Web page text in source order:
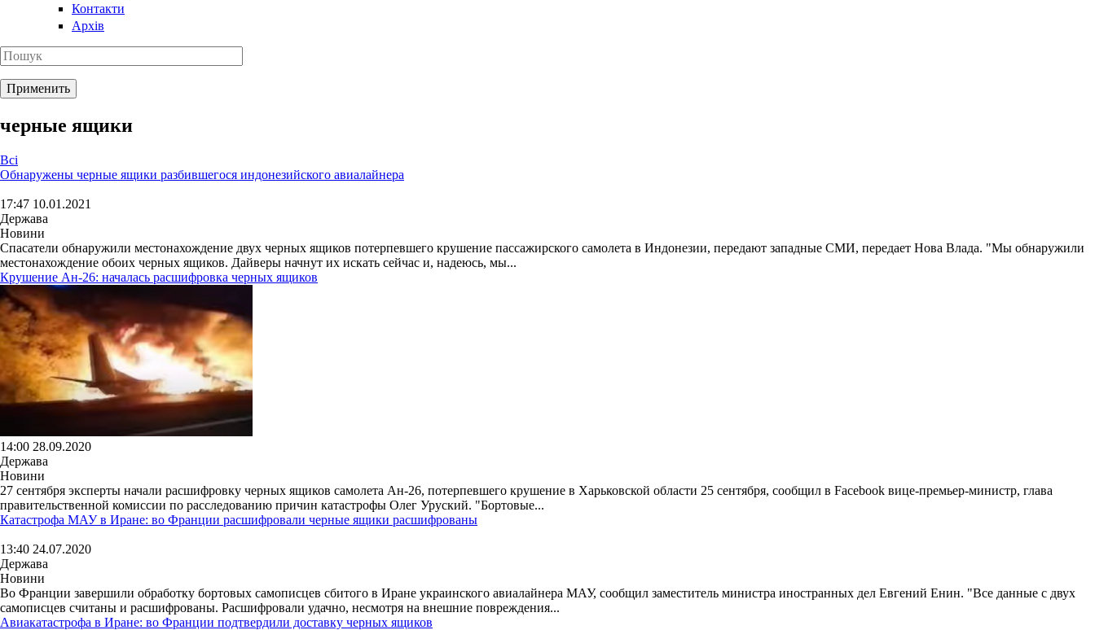
Контакти
Архів
черные ящики
Всі
Обнаружены черные ящики разбившегося индонезийского авиалайнера
17:47 10.01.2021
Держава
Новини
Спасатели обнаружили местонахождение двух черных ящиков потерпевшего крушение пассажирского самолета в Индонезии, передают западные СМИ, передает Нова Влада. "Мы обнаружили
местонахождение обоих черных ящиков. Дайверы начнут их искать сейчас и, надеюсь, мы...
Крушение Ан-26: началась расшифровка черных ящиков
14:00 28.09.2020
Держава
Новини
27 сентября эксперты начали расшифровку черных ящиков самолета Ан-26, потерпевшего крушение в Харьковской области 25 сентября, сообщил в Facebook вице-премьер-министр, глава
правительственной комиссии по расследованию причин катастрофы Олег Уруский. "Бортовые...
Катастрофа МАУ в Иране: во Франции расшифровали черные ящики расшифрованы
13:40 24.07.2020
Держава
Новини
Во Франции завершили обработку бортовых самописцев сбитого в Иране украинского авиалайнера МАУ, сообщил заместитель министра иностранных дел Евгений Енин. "Все данные с двух
самописцев считаны и расшифрованы. Расшифровали удачно, несмотря на внешние повреждения...
Авиакатастрофа в Иране: во Франции подтвердили доставку черных ящиков